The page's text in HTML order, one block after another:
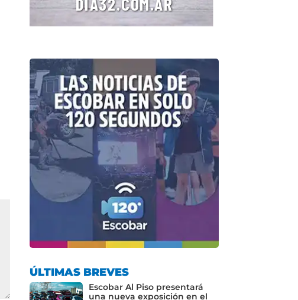
ÚLTIMAS BREVES
Escobar Al Piso presentará
una nueva exposición en el